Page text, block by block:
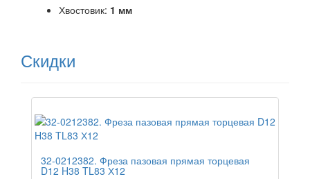
Хвостовик: 1 мм
Скидки
32-0212382. Фреза пазовая прямая торцевая
D12 H38 TL83 Х12